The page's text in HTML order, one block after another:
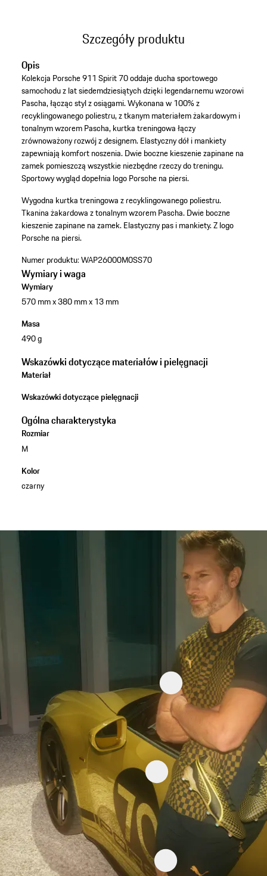
Szczegóły produktu
Opis
Kolekcja Porsche 911 Spirit 70 oddaje ducha sportowego
samochodu z lat siedemdziesiątych dzięki legendarnemu wzorowi
Pascha, łącząc styl z osiągami. Wykonana w 100% z
recyklingowanego poliestru, z tkanym materiałem żakardowym i
tonalnym wzorem Pascha, kurtka treningowa łączy
zrównoważony rozwój z designem. Elastyczny dół i mankiety
zapewniają komfort noszenia. Dwie boczne kieszenie zapinane na
zamek pomieszczą wszystkie niezbędne rzeczy do treningu.
Sportowy wygląd dopełnia logo Porsche na piersi.
Wygodna kurtka treningowa z recyklingowanego poliestru.
Tkanina żakardowa z tonalnym wzorem Pascha.Dwie boczne
kieszenie zapinane na zamek.Elastyczny pas i mankiety.Z logo
Porsche na piersi.
Numer produktu:WAP26000M0SS70
Wymiary i waga
Wymiary
570 mm x 380 mm x 13 mm
Masa
490 g
Wskazówki dotyczące materiałów i pielęgnacji
Materiał
Wskazówki dotyczące pielęgnacji
Ogólna charakterystyka
Rozmiar
M
Kolor
czarny